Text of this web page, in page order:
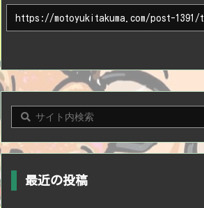
最近の投稿